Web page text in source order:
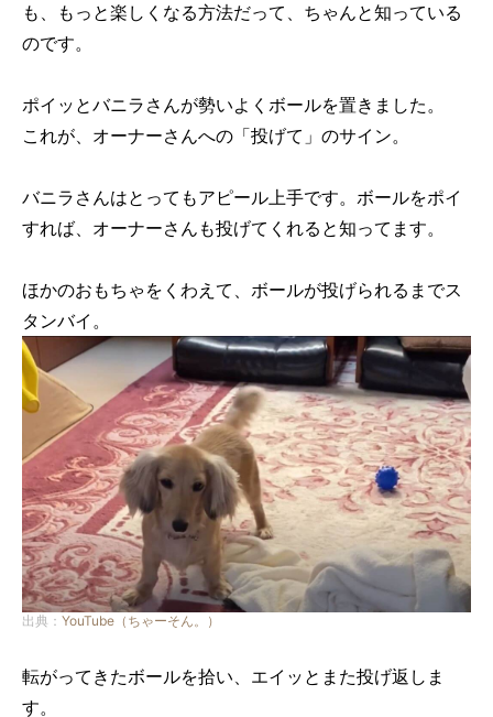
も、もっと楽しくなる方法だって、ちゃんと知っている
のです。
ポイッとバニラさんが勢いよくボールを置きました。
これが、オーナーさんへの「投げて」のサイン。
バニラさんはとってもアピール上手です。ボールをポイ
すれば、オーナーさんも投げてくれると知ってます。
ほかのおもちゃをくわえて、ボールが投げられるまでス
タンバイ。
出典： YouTube（ちゃーそん。）
転がってきたボールを拾い、エイッとまた投げ返しま
す。